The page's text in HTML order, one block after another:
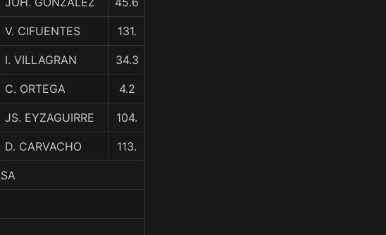
V. CIFUENTES 131.
I. VILLAGRAN 34.3
C. ORTEGA 4.2
JS. EYZAGUIRRE 104.
D. CARVACHO 113.